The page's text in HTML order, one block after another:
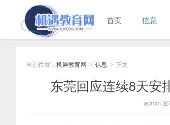
首页 信息
当前位置： 机遇教育网 > 信息 > 正文
东莞回应连续8天安
admin